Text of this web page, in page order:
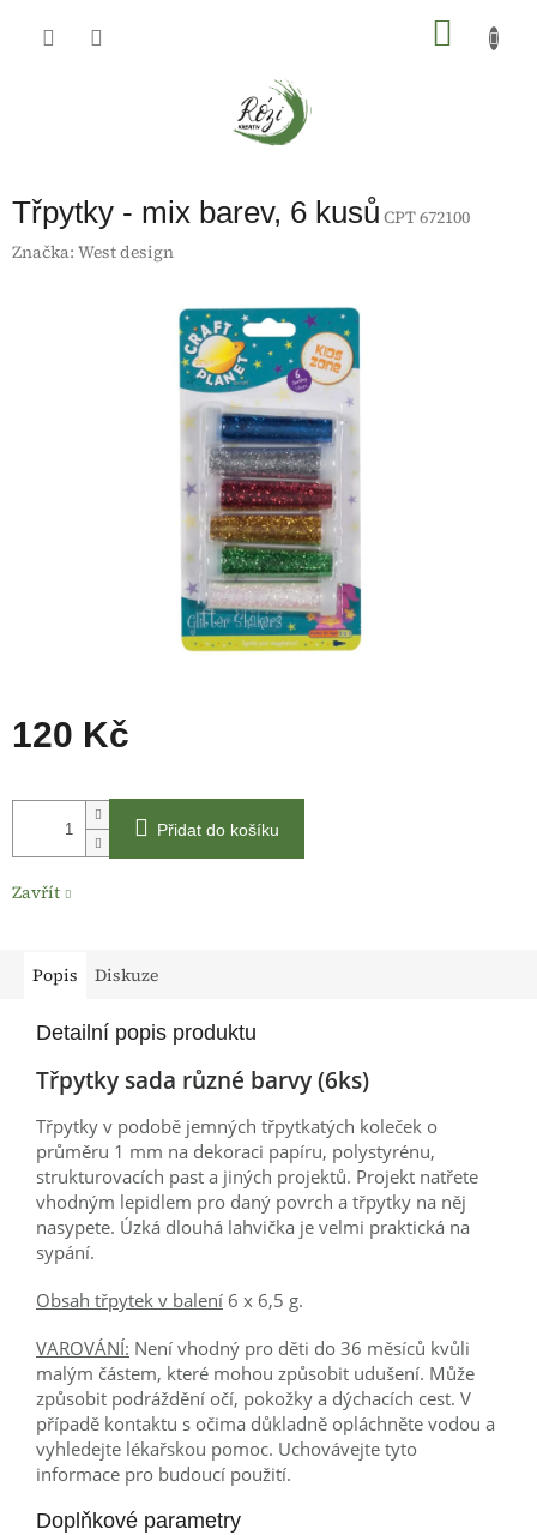
Třpytky - mix barev, 6 kusů CPT 672100
Značka: West design
120 Kč
cena:
Přidat do košíku
Zavřít
Popis Diskuze
Detailní popis produktu
Třpytky sada různé barvy (6ks)
Třpytky v podobě jemných třpytkatých koleček o
průměru 1 mm na dekoraci papíru, polystyrénu,
strukturovacích past a jiných projektů. Projekt natřete
vhodným lepidlem pro daný povrch a třpytky na něj
nasypete. Úzká dlouhá lahvička je velmi praktická na
sypání.
Obsah třpytek v balení 6 x 6,5 g.
VAROVÁNÍ: Není vhodný pro děti do 36 měsíců kvůli
malým částem, které mohou způsobit udušení. Může
způsobit podráždění očí, pokožky a dýchacích cest. V
případě kontaktu s očima důkladně opláchněte vodou a
vyhledejte lékařskou pomoc. Uchovávejte tyto
informace pro budoucí použití.
Doplňkové parametry